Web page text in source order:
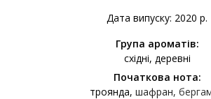
Дата випуску: 2020 р.
Група ароматів:
східні деревні
Початкова нота:
троянда шафран